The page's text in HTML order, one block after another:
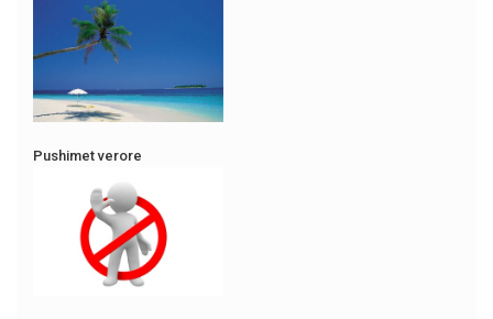
Pushimet verore